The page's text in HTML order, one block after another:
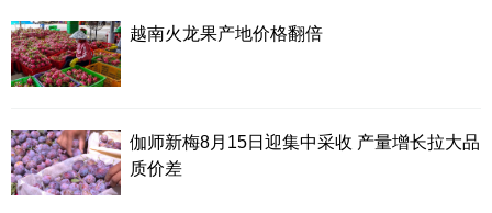
越南火龙果产地价格翻倍
伽师新梅8月15日迎集中采收 产量增长拉大品
质价差